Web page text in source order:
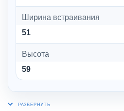
Ширина встраивания
51
Высота
59